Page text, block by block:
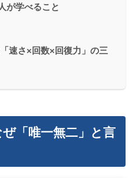
が学べること
速さ×回数×回復力」の三
「唯一無二」と言